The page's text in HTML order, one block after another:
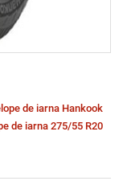
de iarna Hankook
de iarna 275/55 R20